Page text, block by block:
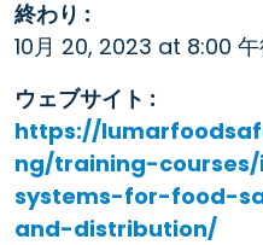
終わり :
10月 20, 2023 at 8:00 午
ウェブサイト :
https://
ng/training-
systems-for-food-
and-distribution/